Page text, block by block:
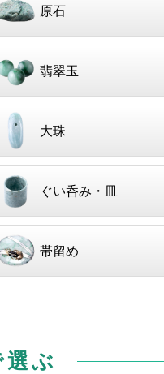
原石
翡翠玉
大珠
ぐい呑み・皿
帯留め
ぶ